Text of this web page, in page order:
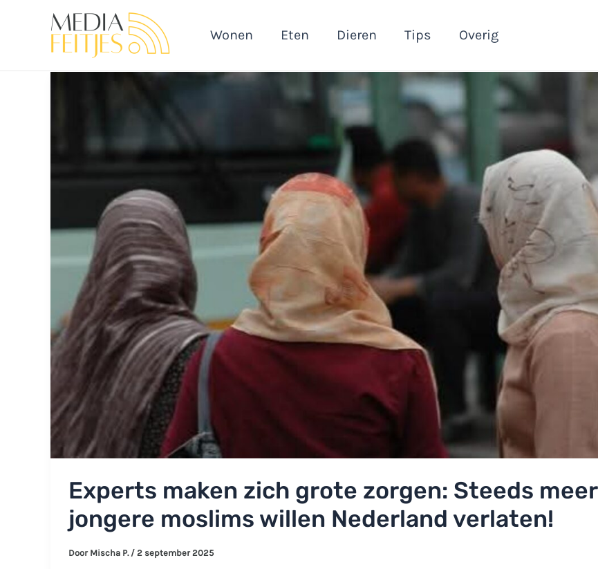
Wonen Eten Dieren Tips Overig
Experts maken zich grote zorgen: Steeds meer
jongere moslims willen Nederland verlaten!
Door Mischa P. / 2 september 2025